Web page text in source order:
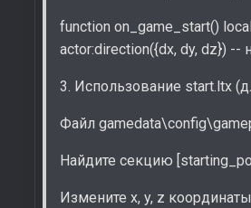
function on_game_start()
actor:direction({dx, dy, dz}) --
3. Использование start.ltx
Файл
Найдите секцию
Измените x, y, z